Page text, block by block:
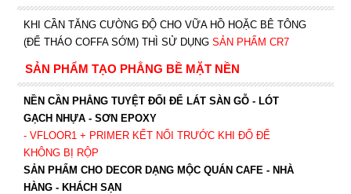
KHI CẦN TĂNG CƯỜNG ĐỘ CHO VỮA HỒ HOẶC BÊ TÔNG
(ĐỂ THÁO COFFA SỚM) THÌ SỬ DỤNG SẢN PHẨM CR7
SẢN PHẨM TẠO PHẲNG BỀ MẶT NỀN
NỀN CẦN PHẲNG TUYỆT ĐỐI ĐỂ LÁT SÀN GỖ - LÓT
GẠCH NHỰA - SƠN EPOXY
- VFLOOR1+ PRIMER KẾT NỐI TRƯỚC KHI ĐỔ ĐỂ
KHÔNG BỊ RỘP
SẢN PHẨM CHO DECOR DẠNG MỘC QUÁN CAFE - NHÀ
HÀNG - KHÁCH SẠN